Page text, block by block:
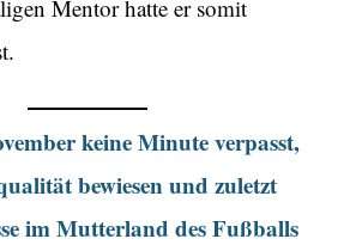
Mentor hatte er somit
keine Minute verpasst,
bewiesen und zuletzt
im Mutterland des Fußballs